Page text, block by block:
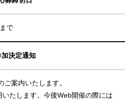
で
加決定通知
案内いたします。
たします。今後Web開催の際には